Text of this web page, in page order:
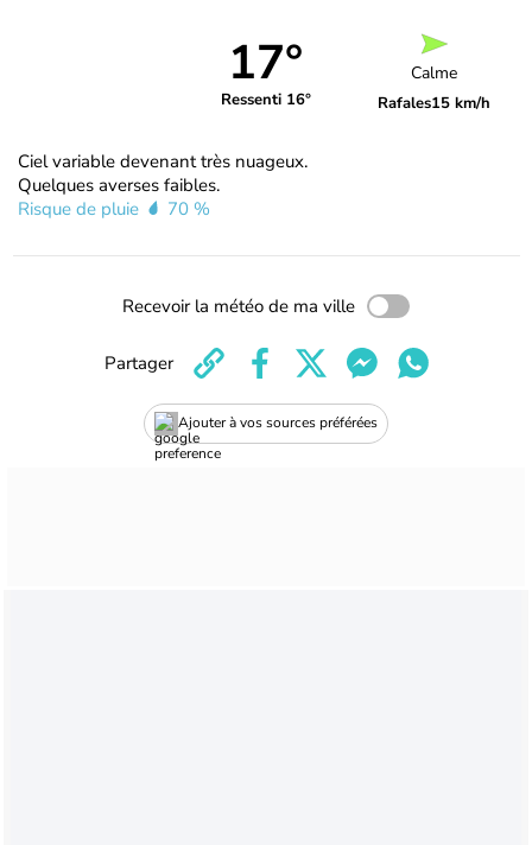
17°
Ressenti 16°
Calme
Rafales15 km/h
Ciel variable devenant très nuageux.
Quelques averses faibles.
Risque de pluie
70 %
Recevoir la météo de ma ville
Ajouter à vos sources préférées
Partager